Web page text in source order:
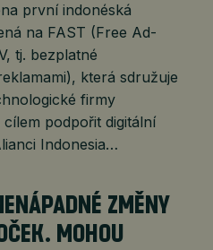
první indonéská
na FAST (Free Ad-
tj. bezplatné
která sdružuje
firmy
podpořit digitální
Indonesia…
ZMĚNY
MOHOU